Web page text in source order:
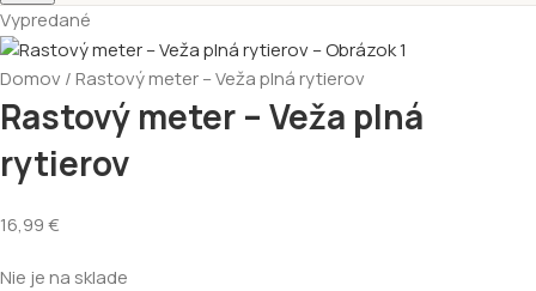
Vypredané
Domov Rastový meter – Veža plná rytierov
Rastový meter – Veža plná
rytierov
16,99€
Nie je na sklade